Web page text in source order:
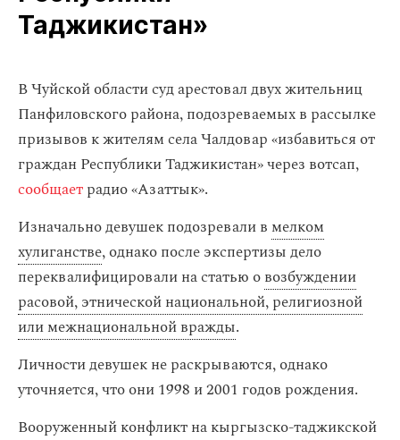
Таджикистан»
В Чуйской области суд арестовал двух жительниц
Панфиловского района, подозреваемых в рассылке
призывов к жителям села Чалдовар «избавиться от
граждан Республики Таджикистан» через вотсап,
сообщаетрадио «Азаттык».
Изначально девушек подозревали в мелком
хулиганстве, однако после экспертизы дело
переквалифицировали на статью овозбуждении
расовой, этнической национальной, религиозной
или межнациональной вражды.
Личности девушек не раскрываются, однако
уточняется, что они 1998 и 2001 годов рождения.
Вооруженный конфликт на кыргызско-таджикской